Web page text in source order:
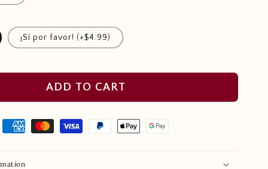
¡Sí por favor! (+$4.99)
ADD TO CART